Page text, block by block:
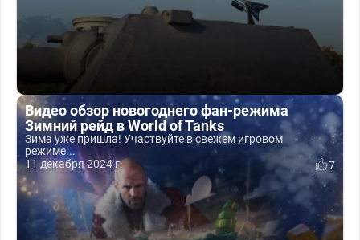
Видео обзор новогоднего фан-режима
Зимний рейд в World of Tanks
Зима уже пришла! Участвуйте в свежем игровом
режиме...
11 декабря 2024 г.
7